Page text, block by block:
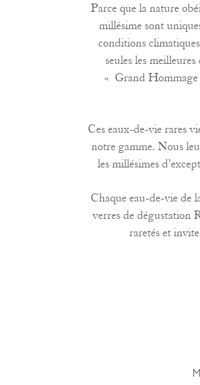
Parce que la nature
millésime sont
conditions
seules les
« Grand Hommage
Ces eaux-de-vie rares
notre gamme. Nous
les millésimes
Chaque eau-de-vie de
verres de dégustation
raretés et